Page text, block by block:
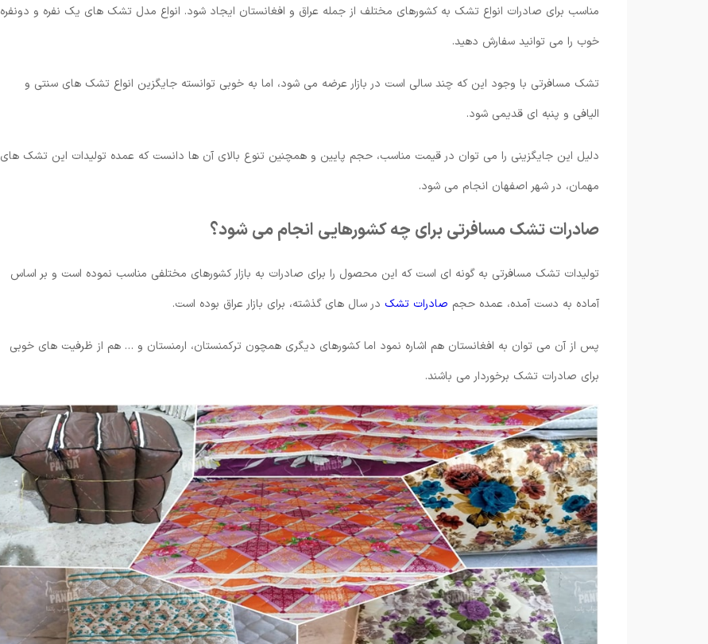
مناسب برای صادرات انواع تشک به کشورهای مختلف از جمله عراق و افغانستان ایجاد شود. انواع مدل تشک های یک نفره و دونفره
خوب را می توانید سفارش دهید.
تشک مسافرتی با وجود این که چند سالی است در بازار عرضه می شود، اما به خوبی توانسته جایگزین انواع تشک های سنتی و
الیافی و پنبه ای قدیمی شود.
دلیل این جایگزینی را می توان در قیمت مناسب، حجم پایین و همچنین تنوع بالای آن ها دانست که عمده تولیدات این تشک های
مهمان، در شهر اصفهان انجام می شود.
صادرات تشک مسافرتی برای چه کشورهایی انجام می شود؟
تولیدات تشک مسافرتی به گونه ای است که این محصول را برای صادرات به بازار کشورهای مختلفی مناسب نموده است و بر اساس
آماده به دست آمده، عمده حجم صادرات تشک در سال های گذشته، برای بازار عراق بوده است.
پس از آن می توان به افغانستان هم اشاره نمود اما کشورهای دیگری همچون ترکمنستان، ارمنستان و … هم از ظرفیت های خوبی
برای صادرات تشک برخوردار می باشند.